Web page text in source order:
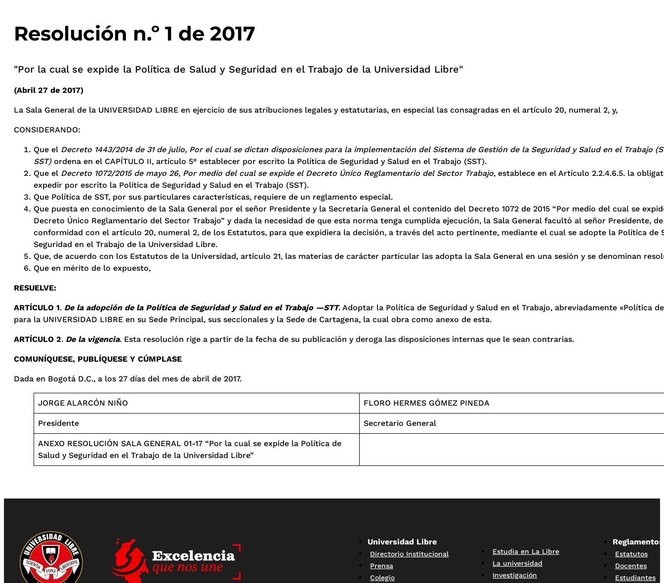
Resolución n.º 1 de 2017
"Por la cual se expide la Política de Salud y Seguridad en el Trabajo de la Universidad Libre"
(Abril 27 de 2017)
La Sala General de la UNIVERSIDAD LIBRE en ejercicio de sus atribuciones legales y estatutarias, en especial las consagradas en el artículo 20, numeral 2, y,
CONSIDERANDO:
Que el Decreto 1443/2014 de 31 de julio, Por el cual se dictan disposiciones para la implementación del Sistema de Gestión de la Seguridad y Salud en el Trabajo
SST)ordena en el CAPÍTULO II, artículo 5° establecer por escrito la Política de Seguridad y Salud en el Trabajo (SST).
Que el Decreto 1072/2015 de mayo 26, Por medio del cual se expide el Decreto Único Reglamentario del Sector Trabajo, establece en el Artículo 2.2.4.6.5. la
expedir por escrito la Política de Seguridad y Salud en el Trabajo (SST).
Que Política de SST, por sus particulares características, requiere de un reglamento especial.
Que puesta en conocimiento de la Sala General por el señor Presidente y la Secretaría General el contenido del Decreto 1072 de 2015 “Por medio del cual se
Decreto Único Reglamentario del Sector Trabajo” y dada la necesidad de que esta norma tenga cumplida ejecución, la Sala General facultó al señor Presidente, de
conformidad con el artículo 20, numeral 2, de los Estatutos, para que expidiera la decisión, a través del acto pertinente, mediante el cual se adopte la Política de
Seguridad en el Trabajo de la Universidad Libre.
Que, de acuerdo con los Estatutos de la Universidad, artículo 21, las materias de carácter particular las adopta la Sala General en una sesión y se denominan
Que en mérito de lo expuesto,
RESUELVE:
ARTÍCULO 1. De la adopción de la Política de Seguridad y Salud en el Trabajo —STT. Adoptar la Política de Seguridad y Salud en el Trabajo, abreviadamente «Política de
para la UNIVERSIDAD LIBRE en su Sede Principal, sus seccionales y la Sede de Cartagena, la cual obra como anexo de esta.
ARTÍCULO 2. De la vigencia. Esta resolución rige a partir de la fecha de su publicación y deroga las disposiciones internas que le sean contrarias.
COMUNÍQUESE, PUBLÍQUESE Y CÚMPLASE
Dada en Bogotá D.C., a los 27 días del mes de abril de 2017.
JORGE ALARCÓN NIÑO FLORO HERMES GÓMEZ PINEDA
Presidente Secretario General
ANEXO RESOLUCIÓN SALA GENERAL 01-17 “Por la cual se expide la Política de
Salud y Seguridad en el Trabajo de la Universidad Libre”
Universidad Libre
Directorio Institucional
Prensa
Colegio
Estudia en La Libre
La universidad
Investigación
Reglamentos
Estatutos
Docentes
Estudiantes